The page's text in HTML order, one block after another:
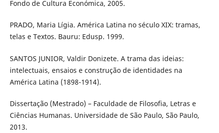
Fondo de Cultura Económica, 2005.
PRADO, Maria Lígia. América Latina no século XIX: tramas,
telas e Textos. Bauru: Edusp. 1999.
SANTOS JUNIOR, Valdir Donizete. A trama das ideias:
intelectuais, ensaios e construção de identidades na
América Latina (1898-1914).
Dissertação (Mestrado) – Faculdade de Filosofia, Letras e
Ciências Humanas. Universidade de São Paulo, São Paulo,
2013.